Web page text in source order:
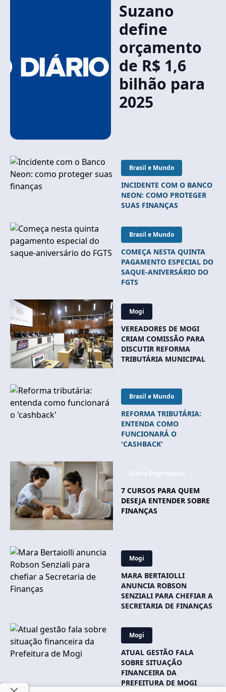
Suzano
define
orçamento
de R$ 1,6
bilhão para
2025
Brasil e Mundo
INCIDENTE COM O BANCO
NEON: COMO PROTEGER
SUAS FINANÇAS
Brasil e Mundo
COMEÇA NESTA QUINTA
PAGAMENTO ESPECIAL DO
SAQUE-ANIVERSÁRIO DO
FGTS
Mogi
VEREADORES DE MOGI
CRIAM COMISSÃO PARA
DISCUTIR REFORMA
TRIBUTÁRIA MUNICIPAL
Brasil e Mundo
REFORMA TRIBUTÁRIA:
ENTENDA COMO
FUNCIONARÁ O
'CASHBACK'
Diário Empresarial
7 CURSOS PARA QUEM
DESEJA ENTENDER SOBRE
FINANÇAS
Mogi
MARA BERTAIOLLI
ANUNCIA ROBSON
SENZIALI PARA CHEFIAR A
SECRETARIA DE FINANÇAS
Mogi
ATUAL GESTÃO FALA
SOBRE SITUAÇÃO
FINANCEIRA DA
PREFEITURA DE MOGI